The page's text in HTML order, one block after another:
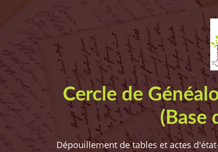
Cercle de
(Base
Dépouillement de tables et actes